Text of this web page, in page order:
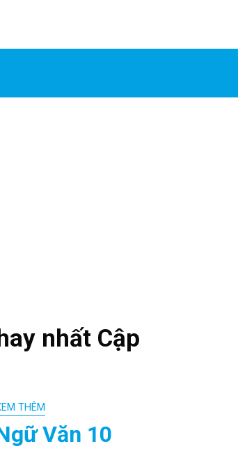
nhất Cập
THÊM
Văn 10